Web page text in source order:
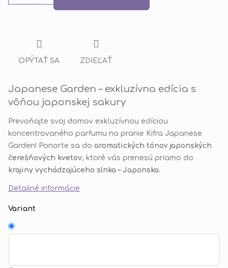
Variant
Japanese Garden – exkluzívna edícia s
vôňou japonskej sakury
Prevoňajte svoj domov exkluzívnou edíciou
koncentrovaného parfumu na pranie Kifra Japanese
Garden! Ponorte sa do aromatických tónov japonských
čerešňových kvetov, ktoré vás prenesú priamo do
krajiny vychádzajúceho slnka – Japonska.
Detailné informácie
OPÝTAŤ SA ZDIEĽAŤ